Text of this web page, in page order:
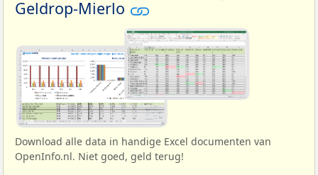
Geldrop-Mierlo
Download alle data in handige Excel documenten van
OpenInfo.nl. Niet goed, geld terug!